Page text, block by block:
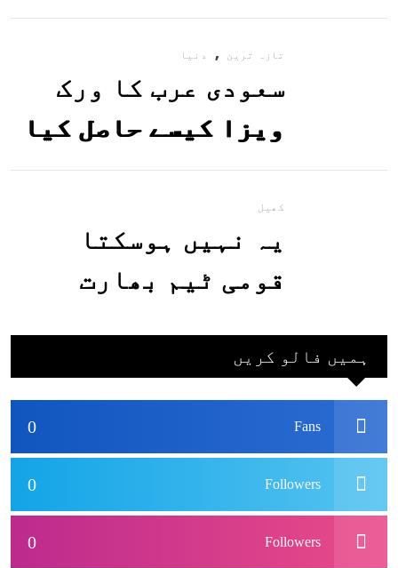
تصاویر وائرل ہو
گئیں
تازہ ترین , دنیا
سعودی عرب کا ورک
ویزا کیسے حاصل کیا
جاسکتا ہے؟جانیے
کھیل
یہ نہیں ہوسکتا
قومی ٹیم بھارت
بھارتی ٹیم پاکستان
نہ آئے، محسن نقوی
ہمیں فالو کریں
0 Fans
0 Followers
0 Followers